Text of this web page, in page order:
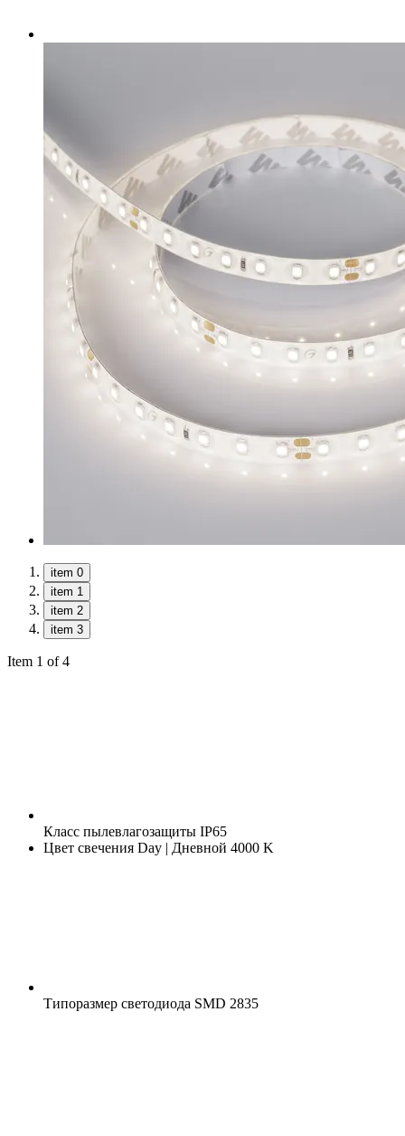
item 0
item 1
item 2
item 3
Item 1 of 4
Класс пылевлагозащиты IP65
Цвет свечения Day | Дневной 4000 K
Типоразмер светодиода SMD 2835